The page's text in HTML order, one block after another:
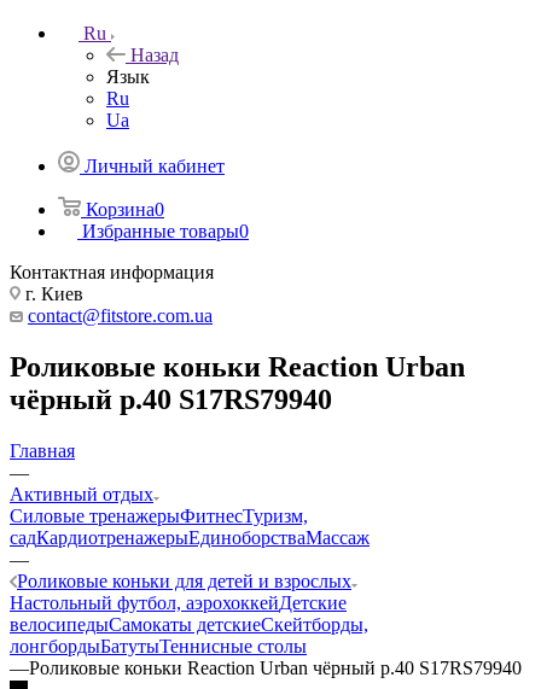
Ru
Назад
Язык
Ru
Ua
Личный кабинет
Корзина0
Избранные товары0
Контактная информация
г. Киев
contact@fitstore.com.ua
Роликовые коньки Reaction Urban
чёрный р.40 S17RS79940
Главная
—
Активный отдых
Силовые тренажерыФитнесТуризм,
садКардиотренажерыЕдиноборстваМассаж
—
Роликовые коньки для детей и взрослых
Настольный футбол, аэрохоккейДетские
велосипедыСамокаты детскиеСкейтборды,
лонгбордыБатутыТеннисные столы
—Роликовые коньки Reaction Urban чёрный р.40 S17RS79940